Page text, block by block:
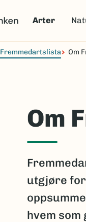
Arter
Fremmedartslista Om
Om
utgjøre
hvem som